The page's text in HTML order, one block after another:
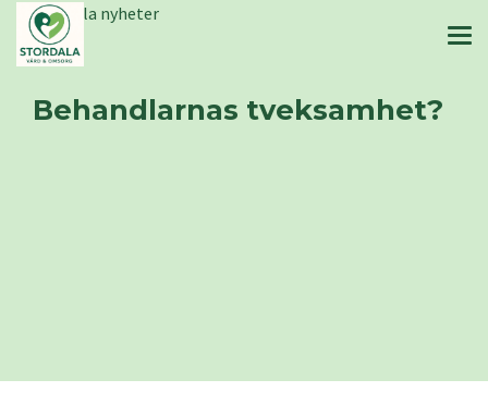
Stordala nyheter
Behandlarnas tveksamhet?